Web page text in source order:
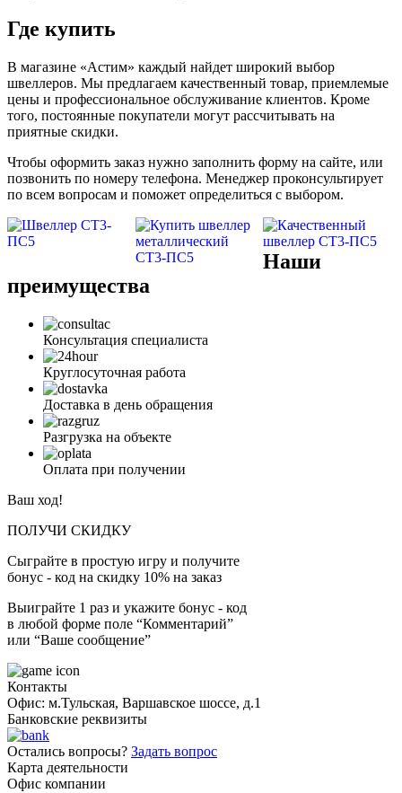
Где купить
В магазине «Астим» каждый найдет широкий выбор
швеллеров. Мы предлагаем качественный товар, приемлемые
цены и профессиональное обслуживание клиентов. Кроме
того, постоянные покупатели могут рассчитывать на
приятные скидки.
Чтобы оформить заказ нужно заполнить форму на сайте, или
позвонить по номеру телефона. Менеджер проконсультирует
по всем вопросам и поможет определиться с выбором.
Наши
преимущества
Консультация специалиста
Круглосуточная работа
Доставка в день обращения
Разгрузка на объекте
Оплата при получении
Ваш ход!
ПОЛУЧИ СКИДКУ
Сыграйте в простую игру и получите
бонус - код на скидку 10% на заказ
Выиграйте 1 раз и укажите бонус - код
в любой форме поле “Комментарий”
или “Ваше сообщение”
Контакты
Офис: м.Тульская, Варшавское шоссе, д.1
Банковские реквизиты
Остались вопросы? Задать вопрос
Карта деятельности
Офис компании